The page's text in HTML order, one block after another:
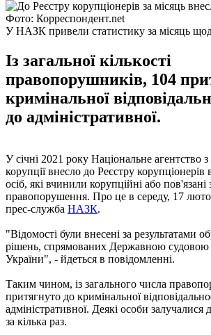
Фото: Корреспондент.net
У НАЗК привели статистику за місяць
Із загальної кількості
правопорушників, 104
кримінальної
до адміністративної.
У січні 2021 року Національне агентство
корупції внесло до Реєстру корупціонерів
осіб, які вчинили корупційні або
правопорушення. Про це в середу, 17
прес-служба НАЗК.
"Відомості були внесені за результатами
рішень, спрямованих Державною судовою
України", - йдеться в повідомленні.
Таким чином, із загального числа
притягнуто до кримінальної
адміністративної. Деякі особи залучалися
за кілька раз.